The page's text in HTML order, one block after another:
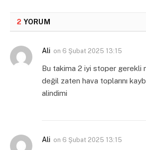
2 YORUM
Ali on 6 Şubat 2025 13:15
Bu takima 2 iyi stoper gerekli
değil zaten hava toplarını
alindimi
Ali on 6 Şubat 2025 13:15